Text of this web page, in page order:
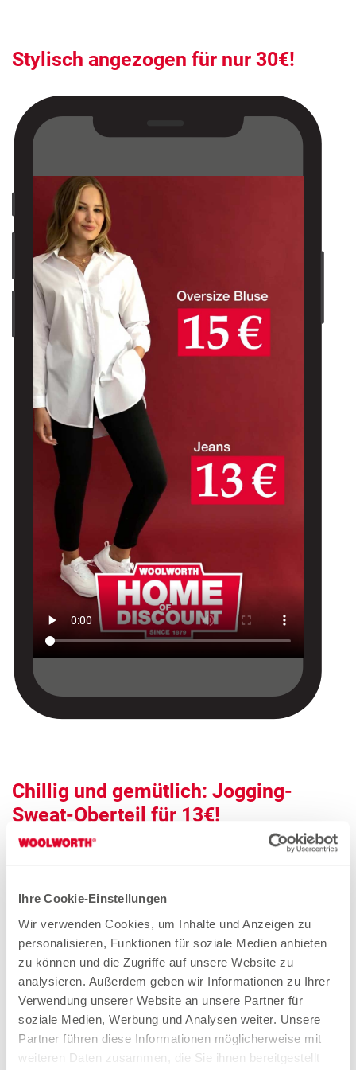
Ihre Cookie-Einstellungen
Wir verwenden Cookies, um Inhalte und Anzeigen zu
personalisieren, Funktionen für soziale Medien anbieten
zu können und die Zugriffe auf unsere Website zu
analysieren. Außerdem geben wir Informationen zu Ihrer
Verwendung unserer Website an unsere Partner für
soziale Medien, Werbung und Analysen weiter. Unsere
Partner führen diese Informationen möglicherweise mit
weiteren Daten zusammen, die Sie ihnen bereitgestellt
Stylisch angezogen für nur 30€!
Chillig und gemütlich: Jogging-
Sweat-Oberteil für 13€!